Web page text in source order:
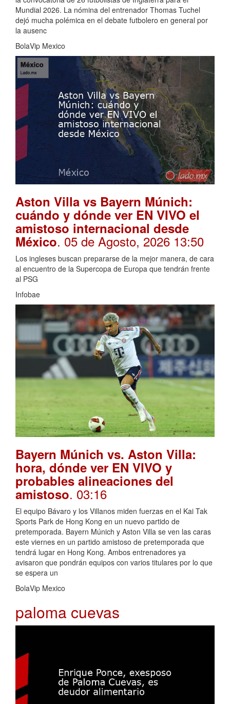
Mundial 2026. La nómina del entrenador Thomas Tuchel
dejó mucha polémica en el debate futbolero en general por
la ausenc
BolaVip Mexico
Aston Villa vs Bayern Múnich:
cuándo y dónde ver EN VIVO el
amistoso internacional desde
México. 05 de Agosto, 2026 13:50
Los ingleses buscan prepararse de la mejor manera, de cara
al encuentro de la Supercopa de Europa que tendrán frente
al PSG
Infobae
Bayern Múnich vs. Aston Villa:
hora, dónde ver EN VIVO y
probables alineaciones del
amistoso. 03:16
El equipo Bávaro y los Villanos miden fuerzas en el Kai Tak
Sports Park de Hong Kong en un nuevo partido de
pretemporada. Bayern Múnich y Aston Villa se ven las caras
este viernes en un partido amistoso de pretemporada que
tendrá lugar en Hong Kong. Ambos entrenadores ya
avisaron que pondrán equipos con varios titulares por lo que
se espera un
BolaVip Mexico
paloma cuevas